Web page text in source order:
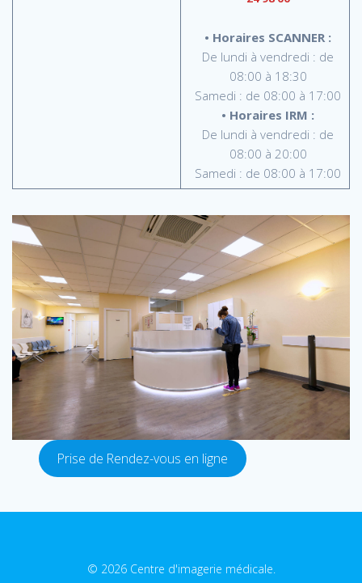
• Horaires SCANNER :
De lundi à vendredi : de
08:00 à 18:30
Samedi : de 08:00 à 17:00
• Horaires IRM :
De lundi à vendredi : de
08:00 à 20:00
Samedi : de 08:00 à 17:00
Prise de Rendez-vous en ligne
© 2026 Centre d'imagerie médicale.